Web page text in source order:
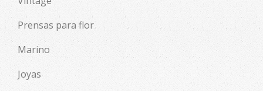
Prensas para flor
Marino
Joyas